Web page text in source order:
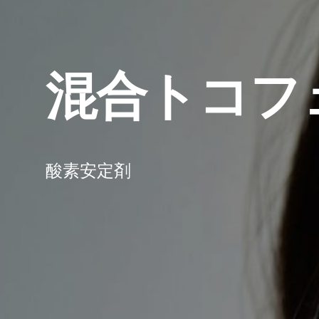
混合トコ
酸素安定剤